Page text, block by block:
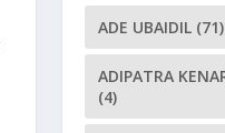
ADE UBAIDIL (71)
ADIPATRA
(4)